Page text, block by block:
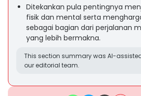
Ditekankan pula pentingnya
fisik dan mental serta
sebagai bagian dari perjalanan
yang lebih bermakna.
This section summary was AI-
our editorial team.